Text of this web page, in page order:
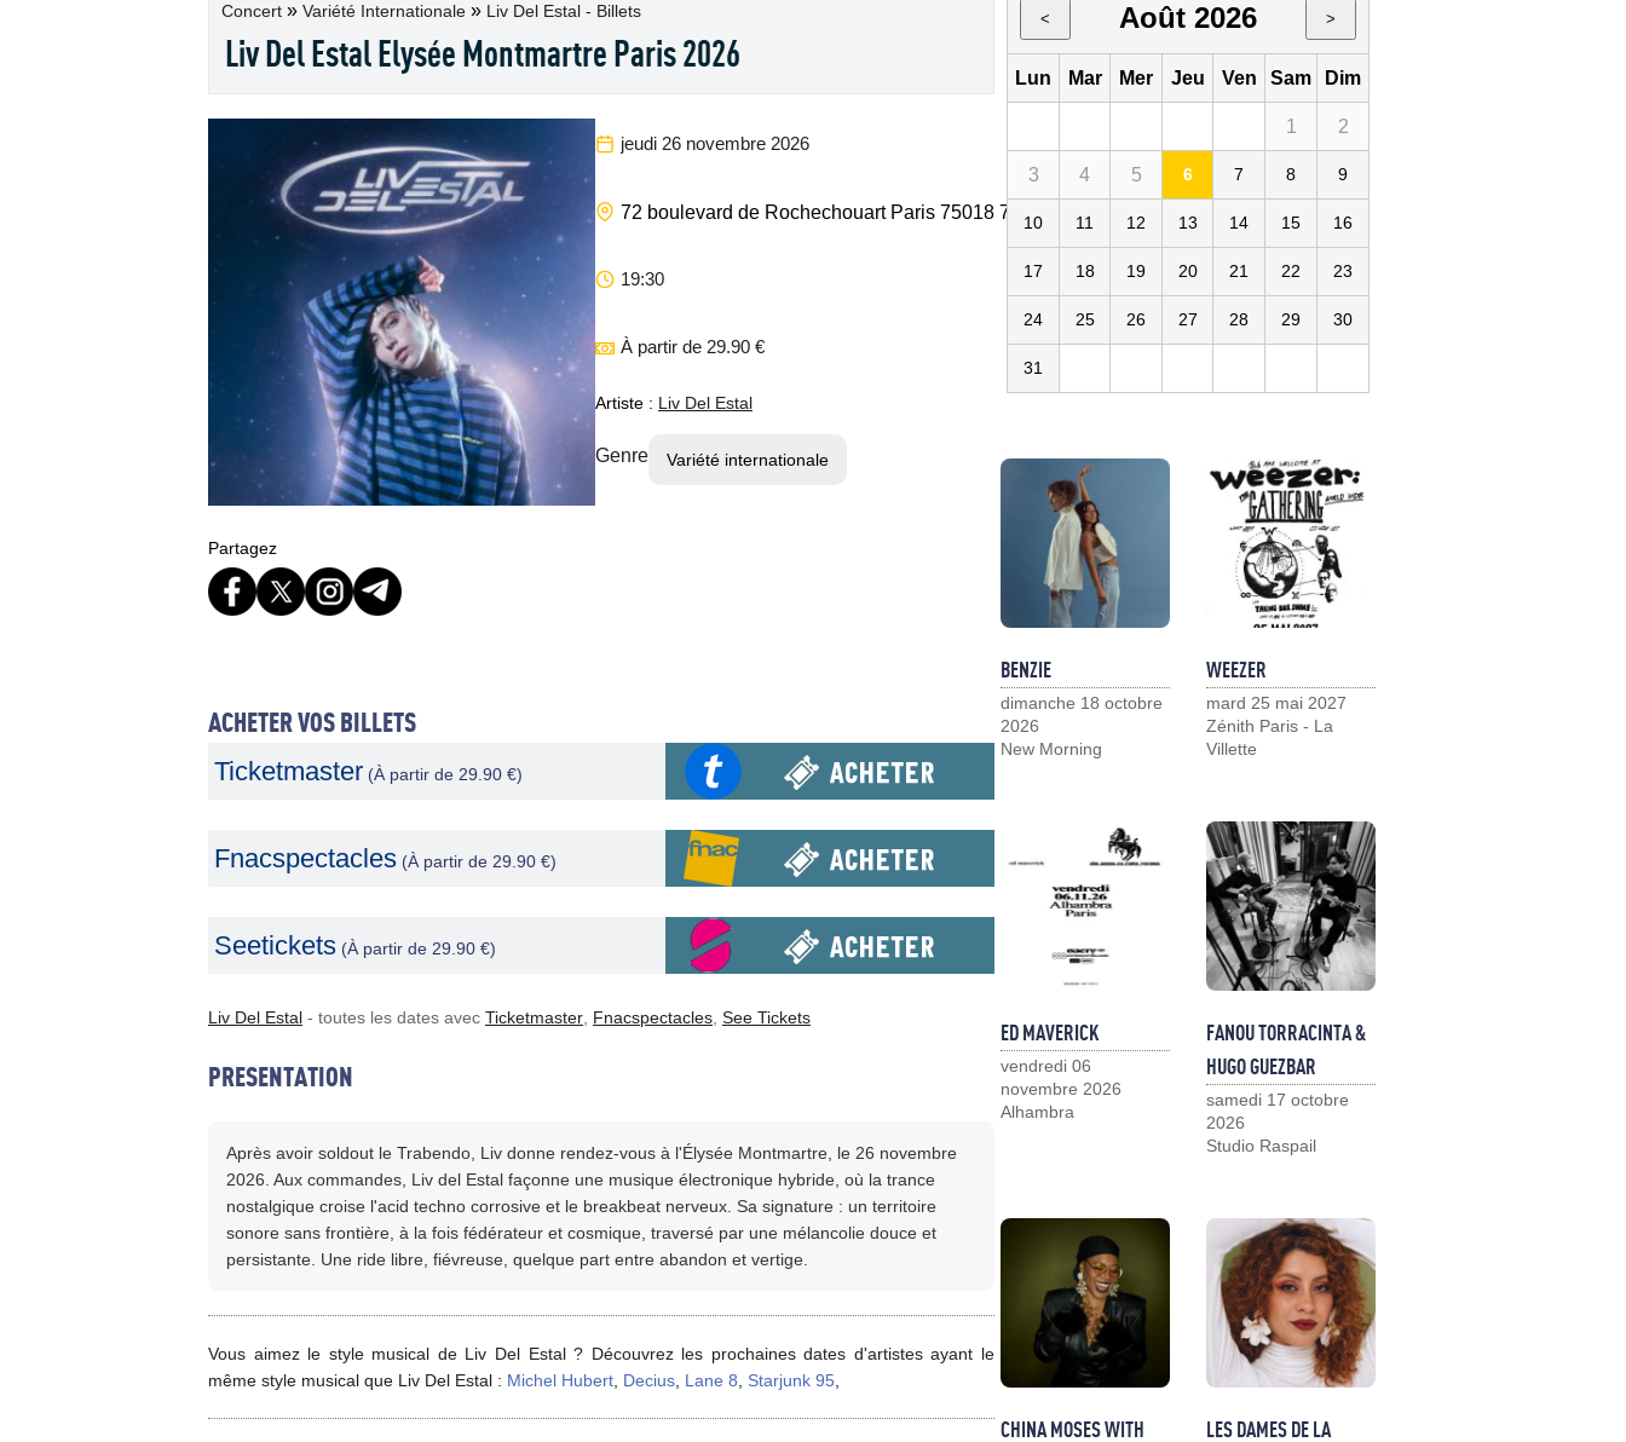
Concert » Variété Internationale » Liv Del Estal - Billets
Liv Del Estal Elysée Montmartre Paris 2026
jeudi 26 novembre 2026
72 boulevard de Rochechouart Paris 75018 75 FR Elysée Montmartre
19:30
À partir de 29.90 €
Artiste : Liv Del Estal
Genre Variété internationale
Partagez
ACHETER VOS BILLETS
Ticketmaster (À partir de 29.90 €)
Fnacspectacles (À partir de 29.90 €)
Seetickets (À partir de 29.90 €)
Liv Del Estal - toutes les dates avec Ticketmaster Fnacspectacles See Tickets
PRESENTATION
Après avoir soldout le Trabendo, Liv donne rendez-vous à l'Élysée Montmartre, le 26 novembre
2026. Aux commandes, Liv del Estal façonne une musique électronique hybride, où la trance
nostalgique croise l'acid techno corrosive et le breakbeat nerveux. Sa signature : un territoire
sonore sans frontière, à la fois fédérateur et cosmique, traversé par une mélancolie douce et
persistante. Une ride libre, fiévreuse, quelque part entre abandon et vertige.
Vous aimez le style musical de Liv Del Estal ? Découvrez les prochaines dates d'artistes ayant le
même style musical que Liv Del Estal : Michel Hubert Decius Lane 8 Starjunk 95
< Août 2026 >
Lun Mar Mer Jeu Ven Sam Dim
1 2
3 4 5 6 7 8 9
10 11 12 13 14 15 16
17 18 19 20 21 22 23
24 25 26 27 28 29 30
31
BENZIE
dimanche 18 octobre
2026
New Morning
WEEZER
mard 25 mai 2027
Zénith Paris - La
Villette
ED MAVERICK
vendredi 06
novembre 2026
Alhambra
FANOU TORRACINTA &
HUGO GUEZBAR
samedi 17 octobre
2026
Studio Raspail
CHINA MOSES WITH
LES DAMES DE LA